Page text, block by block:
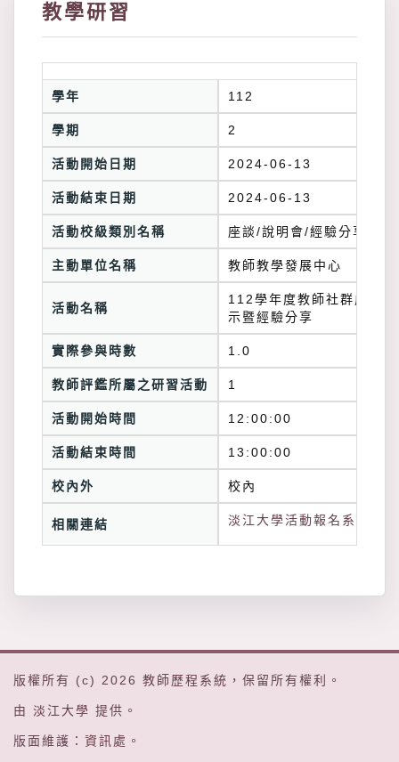
教學研習
學年 112
學期 2
活動開始日期 2024-06-13
活動結束日期 2024-06-13
活動校級類別名稱 座談/說明會/經驗分享
主動單位名稱 教師教學發展中心
活動名稱
112學年度教師社群成果展
示暨經驗分享
實際參與時數 1.0
教師評鑑所屬之研習活動 1
活動開始時間 12:00:00
活動結束時間 13:00:00
校內外 校內
相關連結 淡江大學活動報名系統連結
版權所有 (c) 2026 教師歷程系統 ，保留所有權利。
由 淡江大學 提供。
版面維護： 資訊處 。